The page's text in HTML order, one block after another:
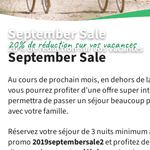
September Sale
20% de réduction sur vos vacances
September Sale
20% de réduction sur vos vacances
Au cours de prochain mois, en dehors de
vous pourrez profiter d'une offre super
permettra de passer un séjour beaucoup
avec votre famille.
Réservez votre séjour de 3 nuits minimum
promo2019septembersale2et profitez de